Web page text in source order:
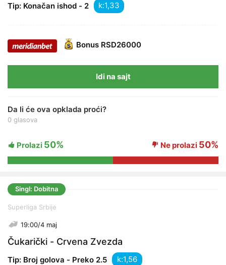
Tip: Konačan ishod - 2 k:
Bonus RSD26000
Idi na sajt
Da li će ova opklada proći?
0 glasova
Prolazi 50% Ne prolazi 50%
Singl: Dobitna
Superliga Srbije
19:00/4 maj
Čukarički - Crvena Zvezda
Tip: Broj golova - Preko 2.5 k: